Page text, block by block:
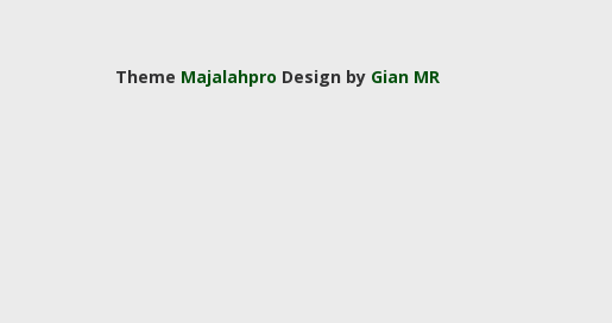
Theme Majalahpro Design by Gian MR